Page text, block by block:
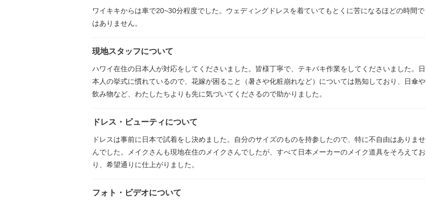
ワイキキからは車で20~30分程度でした。ウェディングドレスを着ていてもとくに苦になるほどの時間で
はありません。
現地スタッフについて
ハワイ在住の日本人が対応をしてくださいました。皆様丁寧で、テキパキ作業をしてくださいました。日
本人の挙式に慣れているので、花嫁が困ること（暑さや化粧崩れなど）については熟知しており、日傘や
飲み物など、わたしたちよりも先に気づいてくださるので助かりました。
ドレス・ビューティについて
ドレスは事前に日本で試着をし決めました。自分のサイズのものを持参したので、特に不自由はありませ
んでした。メイクさんも現地在住のメイクさんでしたが、すべて日本メーカーのメイク道具をそろえてお
り、希望通りに仕上がりました。
フォト・ビデオについて